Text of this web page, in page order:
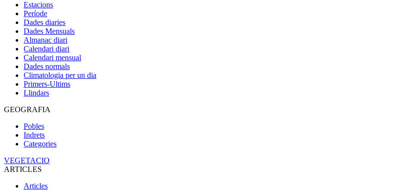
Estacions
Període
Dades diaries
Dades Mensuals
Almanac diari
Calendari diari
Calendari mensual
Dades normals
Climatologia per un dia
Primers-Ultims
Llindars
GEOGRAFIA
Pobles
Indrets
Categories
VEGETACIO
ARTICLES
Articles